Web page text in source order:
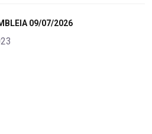
09/07/2026